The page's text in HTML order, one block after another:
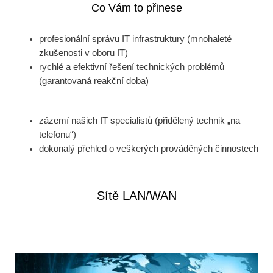
Co Vám to přinese
profesionální správu IT infrastruktury (mnohaleté
zkušenosti v oboru IT)
rychlé a efektivní řešení technických problémů
(garantovaná reakční doba)
zázemí našich IT specialistů (přidělený technik „na
telefonu“)
dokonalý přehled o veškerých prováděných činnostech
Sítě LAN/WAN